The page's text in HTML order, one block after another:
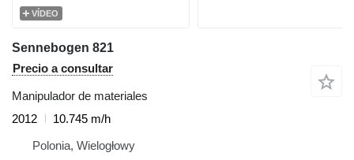
VÍDEO
Sennebogen 821
Precio a consultar
Manipulador de materiales
2012
10.745 m/h
Polonia, Wielogłowy